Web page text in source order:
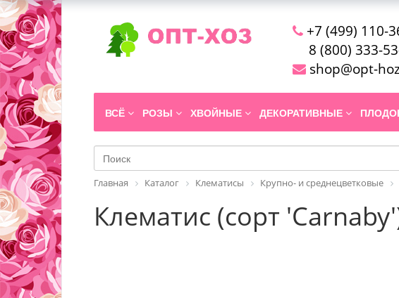
+7 (499) 110-
8 (800) 333-
shop@opt-
ВСЁ РОЗЫ ХВОЙНЫЕ ДЕКОРАТИВНЫЕ
Главная Каталог Клематисы Крупно- и среднецветковые
Клематис (сорт